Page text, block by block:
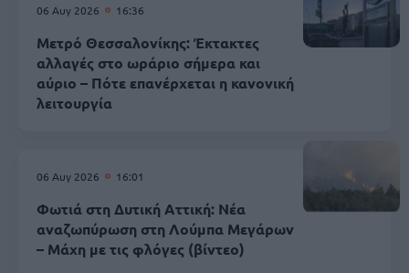
06 Αυγ 2026 16:36
Μετρό Θεσσαλονίκης: Έκτακτες
αλλαγές στο ωράριο σήμερα και
αύριο – Πότε επανέρχεται η κανονική
λειτουργία
06 Αυγ 2026 16:01
Φωτιά στη Δυτική Αττική: Νέα
αναζωπύρωση στη Λούμπα Μεγάρων
– Μάχη με τις φλόγες (βίντεο)